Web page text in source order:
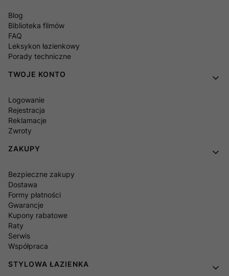
Blog
Biblioteka filmów
FAQ
Leksykon łazienkowy
Porady techniczne
TWOJE KONTO
Logowanie
Rejestracja
Reklamacje
Zwroty
ZAKUPY
Bezpieczne zakupy
Dostawa
Formy płatności
Gwarancje
Kupony rabatowe
Raty
Serwis
Współpraca
STYLOWA ŁAZIENKA